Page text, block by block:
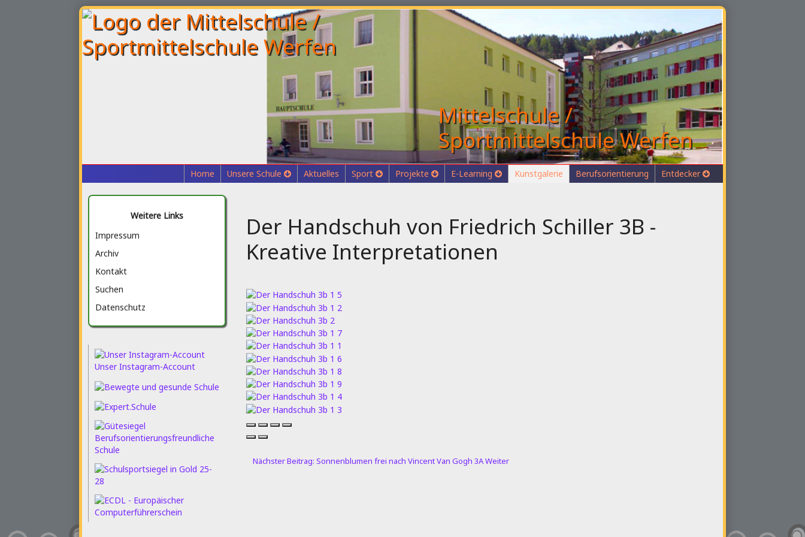
Mittelschule /
Sportmittelschule Werfen
Home Unsere Schule Aktuelles Sport Projekte E-Learning Kunstgalerie Berufsorientierung Entdecker
Der Handschuh von Friedrich Schiller 3B -
Kreative Interpretationen
Nächster Beitrag: Sonnenblumen frei nach Vincent Van Gogh 3AWeiter
Weitere Links
Impressum
Archiv
Kontakt
Suchen
Datenschutz
Unser Instagram-Account